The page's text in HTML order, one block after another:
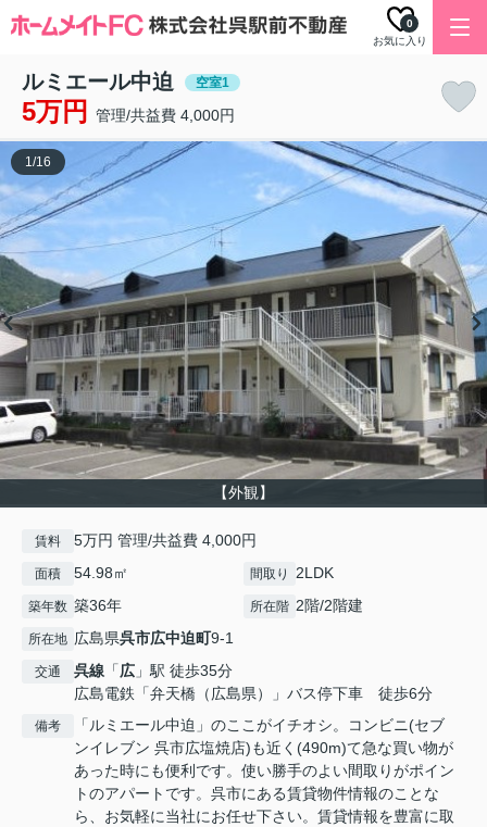
お気に入り
0
ルミエール中迫 空室1
5万円 管理/共益費 4,000円
【外観】
1/16
賃料 5万円 管理/共益費 4,000円
面積 54.98㎡ 間取り 2LDK
築年数 築36年 所在階 2階/2階建
所在地 広島県呉市広中迫町9-1
交通 呉線 「広 」駅 徒歩35分
広島電鉄「弁天橋（広島県）」バス停下車 徒歩6分
備考
「ルミエール中迫」のここがイチオシ。コンビニ(セブ
ンイレブン 呉市広塩焼店)も近く(490m)て急な買い物が
あった時にも便利です。使い勝手のよい間取りがポイン
トのアパートです。呉市にある賃貸物件情報のことな
ら、お気軽に当社にお任せ下さい。賃貸情報を豊富に取